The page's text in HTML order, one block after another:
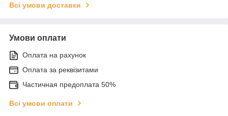
Всі умови доставки
Умови оплати
Оплата на рахунок
Оплата за реквізитами
Частичная предоплата 50%
Всі умови оплати